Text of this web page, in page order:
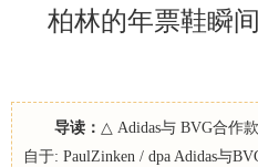
柏林的年票鞋瞬
导读： △ Adidas与 BVG合作
自于: PaulZinken / dpa Adidas与